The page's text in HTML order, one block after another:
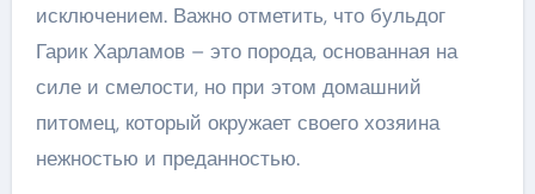
исключением. Важно отметить, что бульдог
Гарик Харламов – это порода, основанная на
силе и смелости, но при этом домашний
питомец, который окружает своего хозяина
нежностью и преданностью.